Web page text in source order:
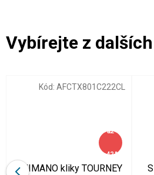
až
–42 %
SHIMANO kliky TOURNEY
Kód: AFCTX801C222CL